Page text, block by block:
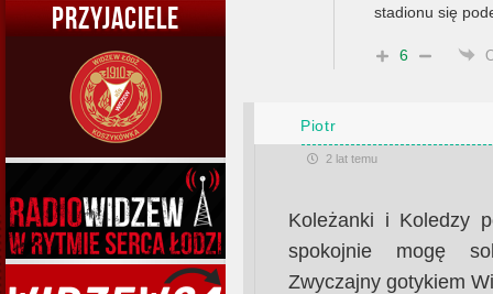
PRZYJACIELE
stadionu się
6
Piotr
2 lat temu
Koleżanki i Koledzy
spokojnie mogę
Zwyczajny gotykiem